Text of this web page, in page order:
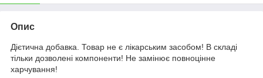
Опис
Дієтична добавка. Товар не є лікарським засобом! В складі
тільки дозволені компоненти! Не замінює повноцінне
харчування!